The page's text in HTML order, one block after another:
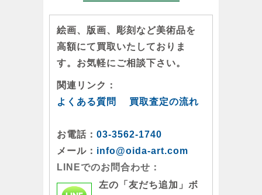
絵画、版画、彫刻など美術品を
高額にて買取いたしておりま
す。お気軽にご相談下さい。
関連リンク：
よくある質問
買取査定の流れ
お電話： 03-3562-1740
メール： info@oida-art.com
LINEでのお問合わせ：
左の「友だち追加」ボ